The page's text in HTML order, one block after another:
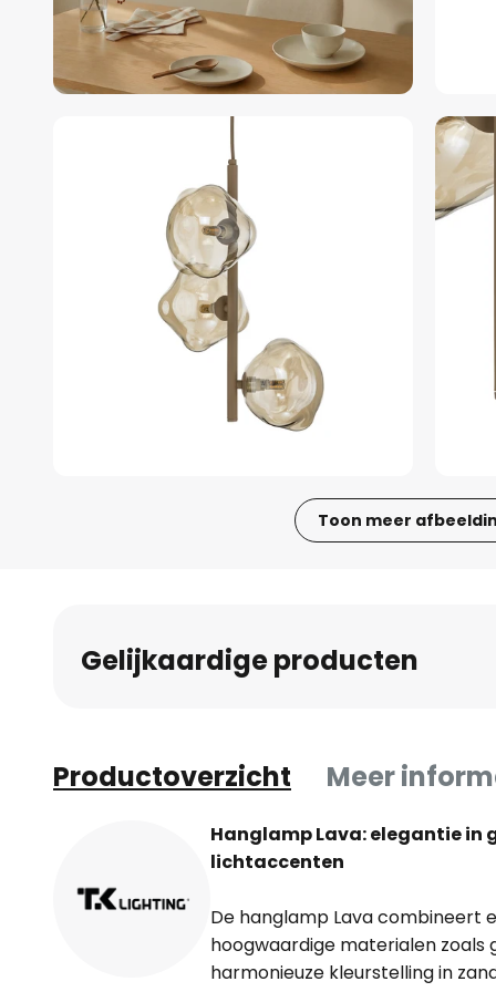
Toon meer
vanGelijkaardige producten
Productoverzicht Meer
Hanglamp Lava: elegantie in
lichtaccenten
De hanglamp Lava combineert
hoogwaardige materialen zoals
harmonieuze kleurstelling in